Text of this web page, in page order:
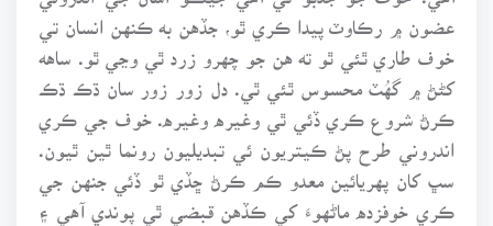
عضون ۾ رڪاوٽ پيدا ڪري ٿو، جڏهن به ڪنهن انسان تي
خوف طاري ٿئي ٿو ته هن جو چهرو زرد ٿي وڃي ٿو. ساهه
کڻڻ ۾ گهُٽ محسوس ٿئي ٿي. دل زور زور سان ڌڪ ڌڪ
ڪرڻ شروع ڪري ڏئي ٿي وغيره وغيره. خوف جي ڪري
اندروني طرح پڻ ڪيتريون ئي تبديليون رونما ٿين ٿيون.
سڀ کان پهريائين معدو ڪم ڪرڻ ڇڏي ٿو ڏئي جنهن جي
ڪري خوفزده ماڻهوءَ کي ڪڏهن قبضي ٿي پوندي آهي ۽